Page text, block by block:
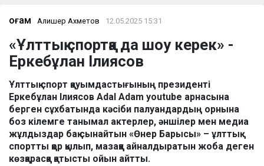
ОҚИҒА
News
Қоғам Алишер Ахметов 12.05.2025 15:31
«Ұлттық спортқа да шоу керек» -
Еркебұлан Ілиясов
Ұлттық спорт қауымдастығының президенті
Еркебұлан Ілиясов Adal Adam youtube арнасына
берген сұхбатында кәсіби палуандардың орнына
боз кілемге танымал актерлер, әншілер мен медиа
жұлдыздар бақ сынайтын «Өнер Барысы» – ұлттық
спортты қор қылып, мазаққа айналдыратын жоба деген
көзқарасқа қатысты ойын айтты.